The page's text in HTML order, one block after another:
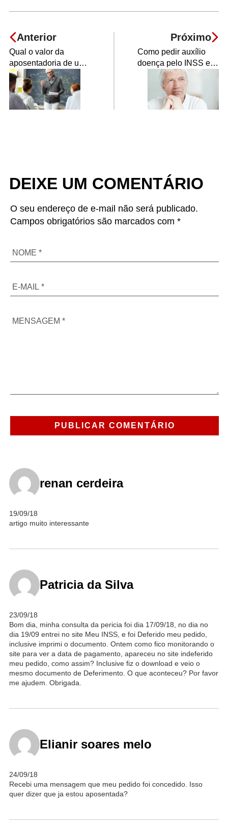
Anterior
Qual o valor da
aposentadoria de um
professor e quais as
regras
Próximo
Como pedir auxílio
doença pelo INSS e
qual o valor pago?
DEIXE UM COMENTÁRIO
O seu endereço de e-mail não será publicado.
Campos obrigatórios são marcados com *
renan cerdeira
19/09/18
artigo muito interessante
Patricia da Silva
23/09/18
Bom dia, minha consulta da pericia foi dia 17/09/18, no dia no
dia 19/09 entrei no site Meu INSS, e foi Deferido meu pedido,
inclusive imprimi o documento. Ontem como fico monitorando o
site para ver a data de pagamento, apareceu no site indeferido
meu pedido, como assim? Inclusive fiz o download e veio o
mesmo documento de Deferimento. O que aconteceu? Por favor
me ajudem. Obrigada.
Elianir soares melo
24/09/18
Recebi uma mensagem que meu pedido foi concedido. Isso
quer dizer que ja estou aposentada?